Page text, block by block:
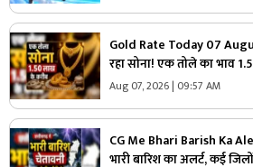
Gold Rate Today 07
रहा सोना! एक तोले का भाव
चेन्नई तक बदल गए गोल्ड के
Aug 07, 2026 | 09:57 AM
CG Me Bhari Barish Ka
भारी बारिश का अलर्ट, कई